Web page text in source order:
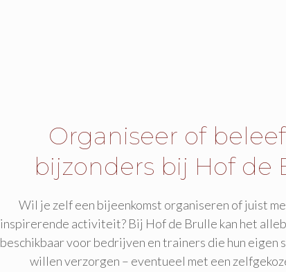
Organiseer of
bijzonders bij Hof de
Wil je zelf een bijeenkomst organiseren of juist
inspirerende activiteit? Bij Hof de Brulle kan het
beschikbaar voor bedrijven en trainers die hun eigen
willen verzorgen – eventueel met een